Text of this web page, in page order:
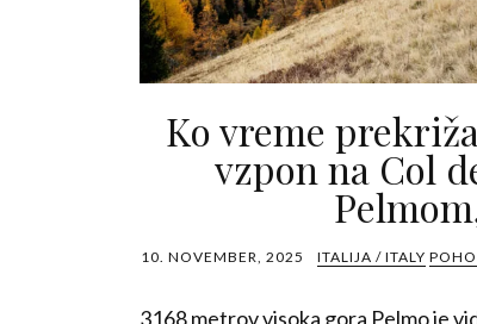
Ko vreme
vzpon na Col
10. NOVEMBER, 2025 ITALIJA / ITALY
3168 metrov visoka gora Pelmo je